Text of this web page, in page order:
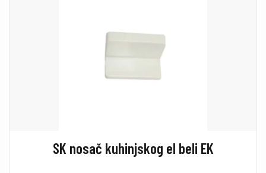
SK nosač kuhinjskog el beli EK